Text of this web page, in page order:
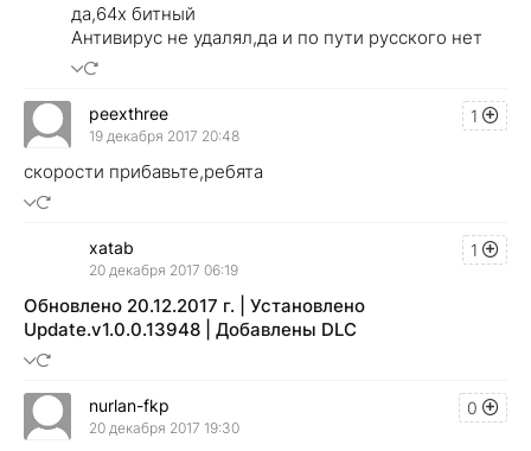
да,64х битный
Антивирус не удалял,да и по пути русского нет
1
peexthree
19 декабря 2017 20:48
скорости прибавьте,ребята
1
xatab
20 декабря 2017 06:19
Обновлено 20.12.2017 г. | Установлено
Update.v1.0.0.13948 | Добавлены DLC
0
nurlan-fkp
20 декабря 2017 19:30